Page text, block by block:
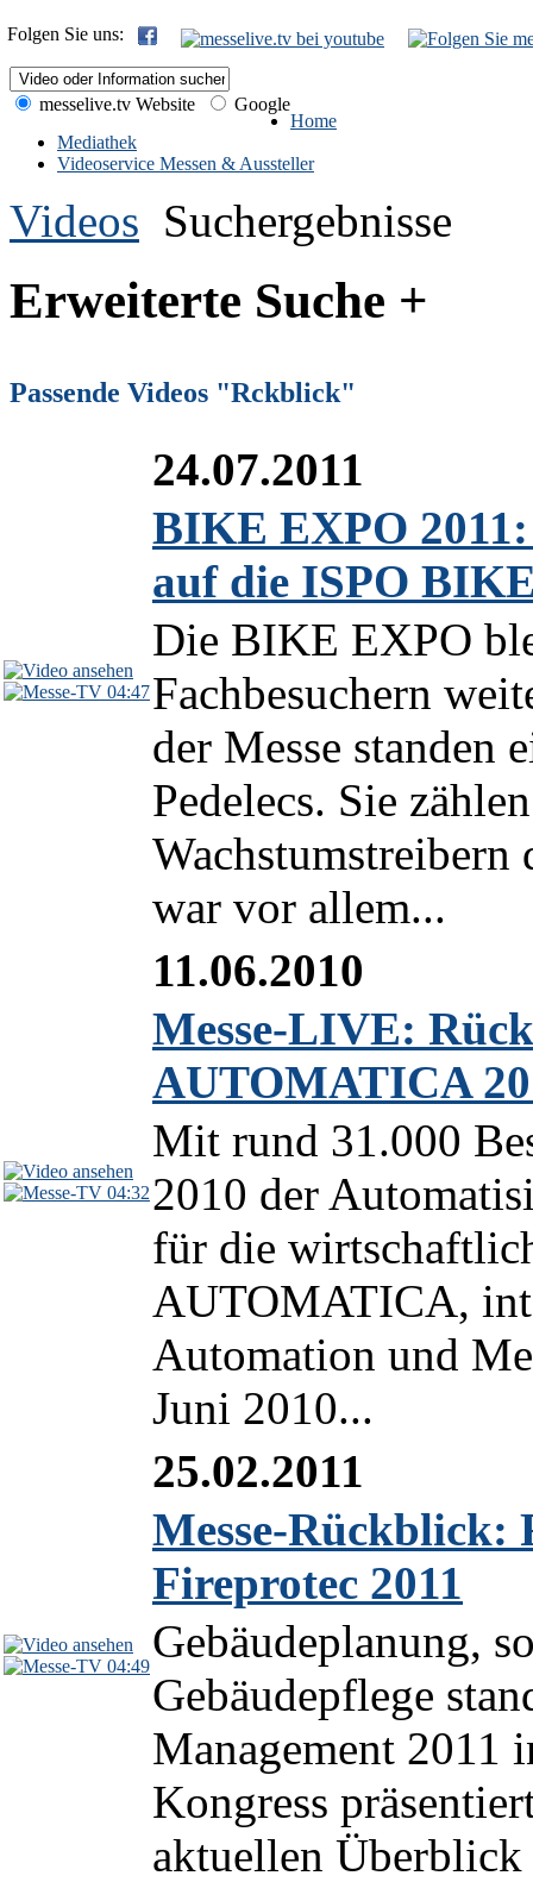
Folgen Sie uns:
messelive.tv Website
Google
Home
Mediathek
Videoservice Messen & Aussteller
Videos Suchergebnisse
Erweiterte Suche +
Passende Videos "Rckblick"
04:47
24.07.2011
BIKE EXPO
auf die ISPO
Die BIKE EXPO
Fachbesuchern
der Messe standen
Pedelecs. Sie
Wachstumstreibern
war vor allem...
04:32
11.06.2010
Messe-LIVE:
AUTOMATICA
Mit rund 31.000
2010 der
für die
AUTOMATICA,
Automation und
Juni 2010...
04:49
25.02.2011
Messe-Rückblick:
Fireprotec 2011
Gebäudeplanung,
Gebäudepflege
Management 2011
Kongress
aktuellen